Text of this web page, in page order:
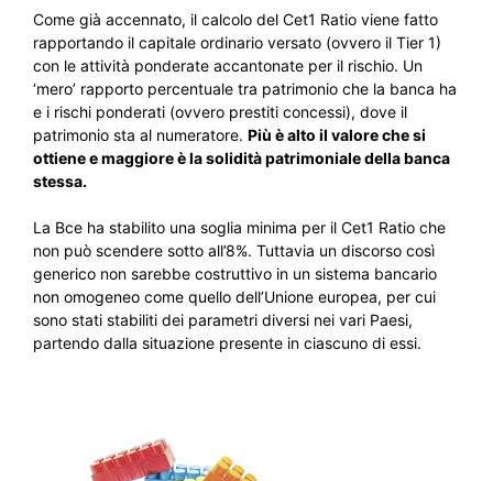
Come già accennato, il calcolo del Cet1 Ratio viene fatto
rapportando il capitale ordinario versato (ovvero il Tier 1)
con le attività ponderate accantonate per il rischio. Un
‘mero’ rapporto percentuale tra patrimonio che la banca ha
e i rischi ponderati (ovvero prestiti concessi), dove il
patrimonio sta al numeratore. Più è alto il valore che si
ottiene e maggiore è la solidità patrimoniale della banca
stessa.
La Bce ha stabilito una soglia minima per il Cet1 Ratio che
non può scendere sotto all’8%. Tuttavia un discorso così
generico non sarebbe costruttivo in un sistema bancario
non omogeneo come quello dell’Unione europea, per cui
sono stati stabiliti dei parametri diversi nei vari Paesi,
partendo dalla situazione presente in ciascuno di essi.